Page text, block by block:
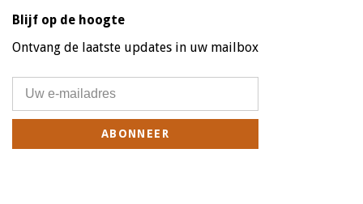
Blijf op de hoogte
Ontvang de laatste updates in uw mailbox
ABONNEER